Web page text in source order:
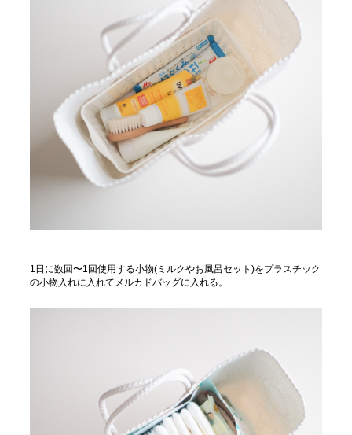
1日に数回〜1回使用する小物(ミルクやお風呂セット)をプラスチック
の小物入れに入れてメルカドバッグに入れる。